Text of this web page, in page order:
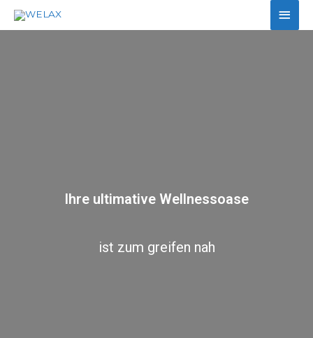
Ihre ultimative Wellnessoase
ist zum greifen nah